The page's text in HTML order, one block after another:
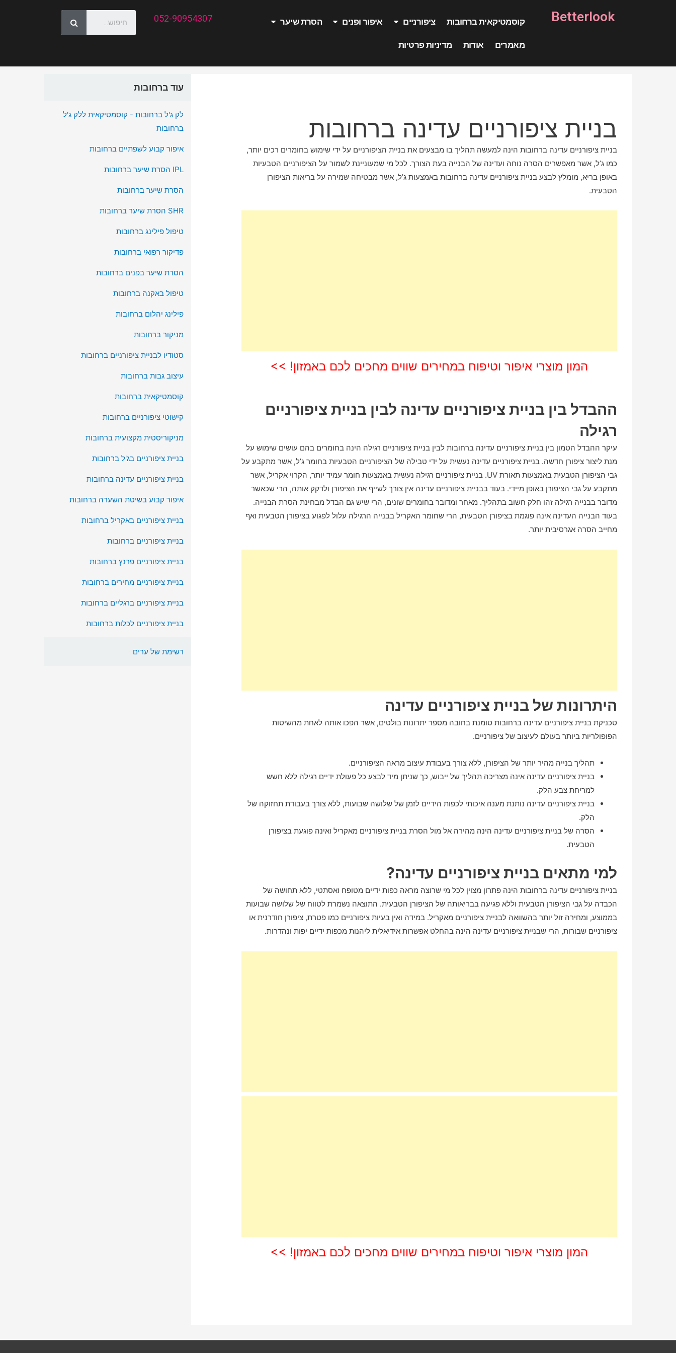
Betterlook קוסמטיקאית ברחובות ציפורניים איפור ופנים הסרת שיער
מאמרים אודות מדיניות פרטיות
052-90954307
בניית ציפורניים עדינה ברחובות
בניית ציפורניים עדינה ברחובות הינה למעשה תהליך בו מבצעים את בניית הציפורניים על ידי שימוש בחומרים רכים יותר,
כמו ג’ל, אשר מאפשרים הסרה נוחה ועדינה של הבנייה בעת הצורך. לכל מי שמעוניינת לשמור על הציפורניים הטבעיות
באופן בריא, מומלץ לבצע בניית ציפורניים עדינה ברחובות באמצעות ג’ל, אשר מבטיחה שמירה על בריאות הציפורן
הטבעית.
המון מוצרי איפור וטיפוח במחירים שווים מחכים לכם באמזון! >>
ההבדל בין בניית ציפורניים עדינה לבין בניית ציפורניים
רגילה
עיקר ההבדל הטמון בין בניית ציפורניים עדינה ברחובות לבין בניית ציפורניים רגילה הינה בחומרים בהם עושים שימוש על
מנת ליצור ציפורן חדשה. בניית ציפורניים עדינה נעשית על ידי טבילה של הציפורניים הטבעיות בחומר ג’ל, אשר מתקבע על
גבי הציפורן הטבעית באמצעות תאורת UV. בניית ציפורניים רגילה נעשית באמצעות חומר עמיד יותר, הקרוי אקריל, אשר
מתקבע על גבי הציפורן באופן מיידי. בעוד בבניית ציפורניים עדינה אין צורך לשייף את הציפורן ולדקק אותה, הרי שכאשר
מדובר בבנייה רגילה זהו חלק חשוב בתהליך. מאחר ומדובר בחומרים שונים, הרי שיש גם הבדל מבחינת הסרת הבנייה.
בעוד הבנייה העדינה אינה פוגמת בציפורן הטבעית, הרי שחומר האקריל בבנייה הרגילה עלול לפגוע בציפורן הטבעית ואף
מחייב הסרה אגרסיבית יותר.
היתרונות של בניית ציפורניים עדינה
טכניקת בניית ציפורניים עדינה ברחובות טומנת בחובה מספר יתרונות בולטים, אשר הפכו אותה לאחת מהשיטות
הפופולריות ביותר בעולם לעיצוב של ציפורניים.
תהליך בנייה מהיר יותר של הציפורן, ללא צורך בעבודת עיצוב מראה הציפורניים.
בניית ציפורניים עדינה אינה מצריכה תהליך של ייבוש, כך שניתן מיד לבצע כל פעולת ידיים רגילה ללא חשש
למריחת צבע הלק.
בניית ציפורניים עדינה נותנת מענה איכותי לכפות הידיים לזמן של שלושה שבועות, ללא צורך בעבודת תחזוקה של
הלק.
הסרה של בניית ציפורניים עדינה הינה מהירה אל מול הסרת בניית ציפורניים מאקריל ואינה פוגעת בציפורן
הטבעית.
למי מתאים בניית ציפורניים עדינה?
בניית ציפורניים עדינה ברחובות הינה פתרון מצוין לכל מי שרוצה מראה כפות ידיים מטופח ואסתטי, ללא תחושה של
הכבדה על גבי הציפורן הטבעית וללא פגיעה בבריאותה של הציפורן הטבעית. התוצאה נשמרת לטווח של שלושה שבועות
בממוצע, ומחירה זול יותר בהשוואה לבניית ציפורניים מאקריל. במידה ואין בעיות ציפורניים כמו פטרת, ציפורן חודרנית או
ציפורניים שבורות, הרי שבניית ציפורניים עדינה הינה בהחלט אפשרות אידיאלית ליהנות מכפות ידיים יפות ונהדרות.
המון מוצרי איפור וטיפוח במחירים שווים מחכים לכם באמזון! >>
עוד ברחובות
לק ג'ל ברחובות - קוסמטיקאית ללק ג'ל
ברחובות
איפור קבוע לשפתיים ברחובות
IPL הסרת שיער ברחובות
הסרת שיער ברחובות
SHR הסרת שיער ברחובות
טיפול פילינג ברחובות
פדיקור רפואי ברחובות
הסרת שיער בפנים ברחובות
טיפול באקנה ברחובות
פילינג יהלום ברחובות
מניקור ברחובות
סטודיו לבניית ציפורניים ברחובות
עיצוב גבות ברחובות
קוסמטיקאית ברחובות
קישוטי ציפורניים ברחובות
מניקוריסטית מקצועית ברחובות
בניית ציפורניים בג'ל ברחובות
בניית ציפורניים עדינה ברחובות
איפור קבוע בשיטת השערה ברחובות
בניית ציפורניים באקריל ברחובות
בניית ציפורניים ברחובות
בניית ציפורניים פרנץ ברחובות
בניית ציפורניים מחירים ברחובות
בניית ציפורניים ברגליים ברחובות
בניית ציפורניים לכלות ברחובות
רשימת של ערים